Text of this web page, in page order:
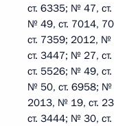
ст. 6335; № 47,
№ 49, ст. 7014,
ст. 7359; 2012,
ст. 3447; № 27,
ст. 5526; № 49,
№ 50, ст. 6958; №
2013, № 19, ст.
ст. 3444; № 30,